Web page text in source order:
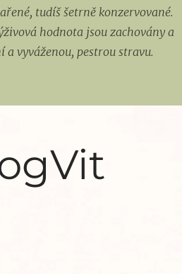
tudíš šetrně konzervované.
hodnota jsou zachovány a
a vyváženou, pestrou stravu.